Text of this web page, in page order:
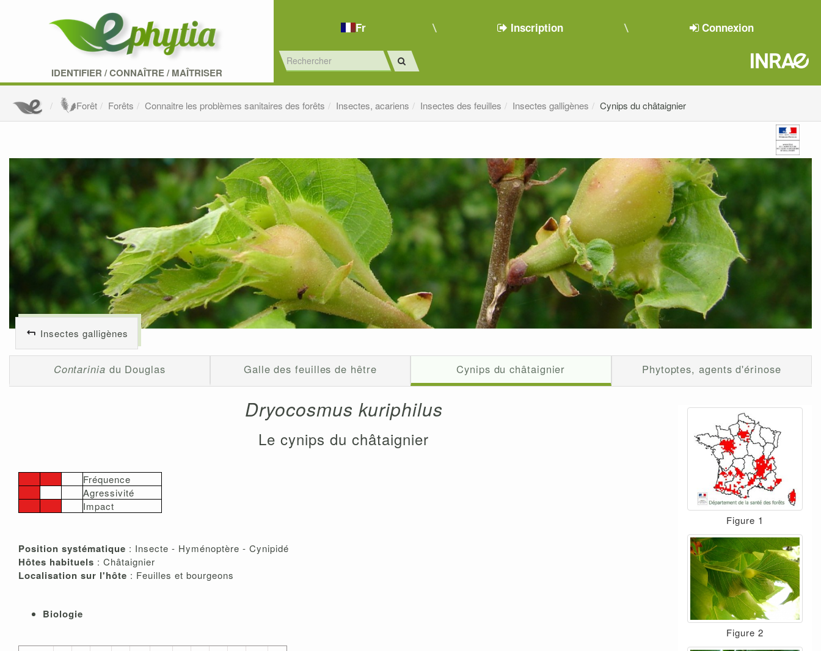
IDENTIFIER /CONNAÎTRE/MAÎTRISER
Fr Inscription Connexion
Forêt Forêts Connaitre les problèmes sanitaires des forêts Insectes, acariens Insectes des feuilles Insectes galligènes Cynips du châtaignier
Insectes galligènes
Contarinia du Douglas Galle des feuilles de hêtre Cynips du châtaignier Phytoptes, agents d'érinose
Dryocosmus kuriphilus
Le cynips du châtaignier
Fréquence
Agressivité
Impact
Position systématique : Insecte - Hyménoptère - Cynipidé
Hôtes habituels : Châtaignier
Localisation sur l'hôte : Feuilles et bourgeons
Biologie
Figure 1
Figure 2